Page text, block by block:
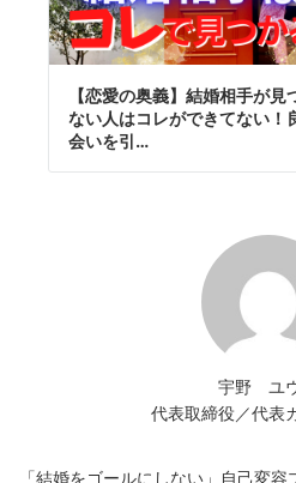
【恋愛の奥義】結婚相手が見
ない人はコレができてない！
会いを引…
宇野 ユ
代表取締役／代表
「結婚をゴールにしない」自己変